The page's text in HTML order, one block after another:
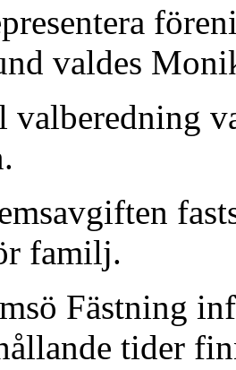
valdes
valberedning
familj.
Fästning
tider